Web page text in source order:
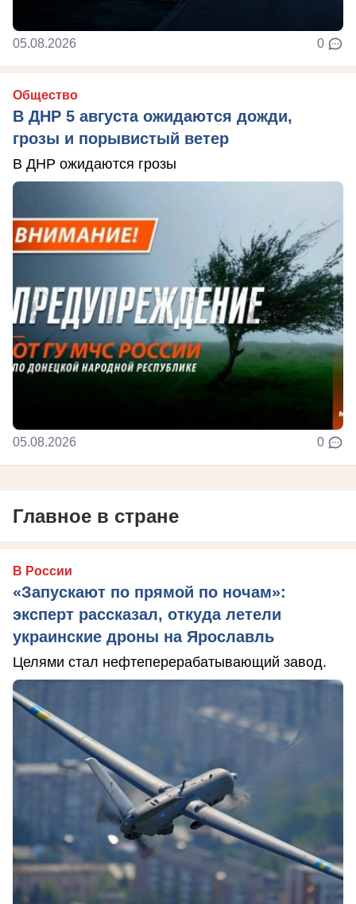
05.08.2026 0
Общество
В ДНР 5 августа ожидаются дожди,
грозы и порывистый ветер
В ДНР ожидаются грозы
05.08.2026 0
Главное в стране
В России
«Запускают по прямой по ночам»:
эксперт рассказал, откуда летели
украинские дроны на Ярославль
Целями стал нефтеперерабатывающий завод.